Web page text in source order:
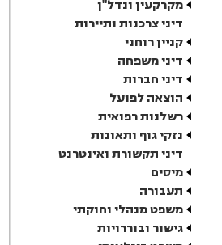
מקרקעין ונדל"ן
דיני צרכנות ותיירות
קניין רוחני
דיני משפחה
דיני חברות
הוצאה לפועל
רשלנות רפואית
נזקי גוף ותאונות
דיני תקשורת ואינטרנט
מיסים
תעבורה
משפט מנהלי וחוקתי
גישור ובוררויות